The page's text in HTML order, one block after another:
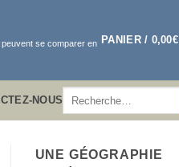
se comparer en PANIER / 0,00€
NOUS
UNE GÉOGRAPHIE